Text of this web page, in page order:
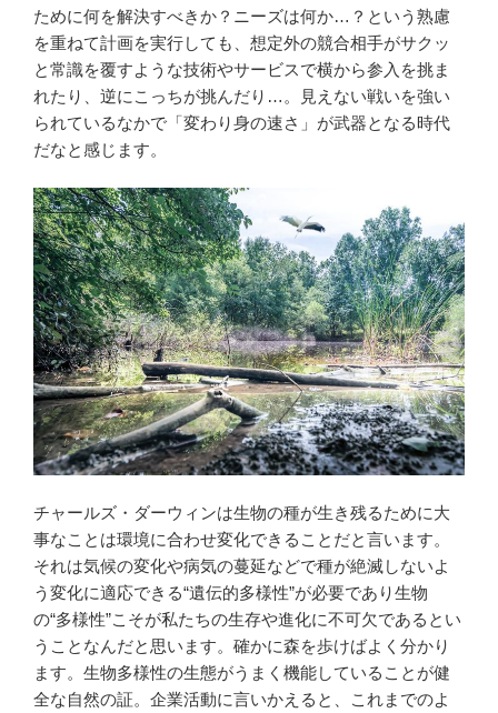
ために何を解決すべきか？ニーズは何か…？という熟慮
を重ねて計画を実行しても、想定外の競合相手がサクッ
と常識を覆すような技術やサービスで横から参入を挑ま
れたり、逆にこっちが挑んだり…。見えない戦いを強い
られているなかで「変わり身の速さ」が武器となる時代
だなと感じます。
チャールズ・ダーウィンは生物の種が生き残るために大
事なことは環境に合わせ変化できることだと言います。
それは気候の変化や病気の蔓延などで種が絶滅しないよ
う変化に適応できる“遺伝的多様性”が必要であり生物
の“多様性”こそが私たちの生存や進化に不可欠であるとい
うことなんだと思います。確かに森を歩けばよく分かり
ます。生物多様性の生態がうまく機能していることが健
全な自然の証。企業活動に言いかえると、これまでのよ